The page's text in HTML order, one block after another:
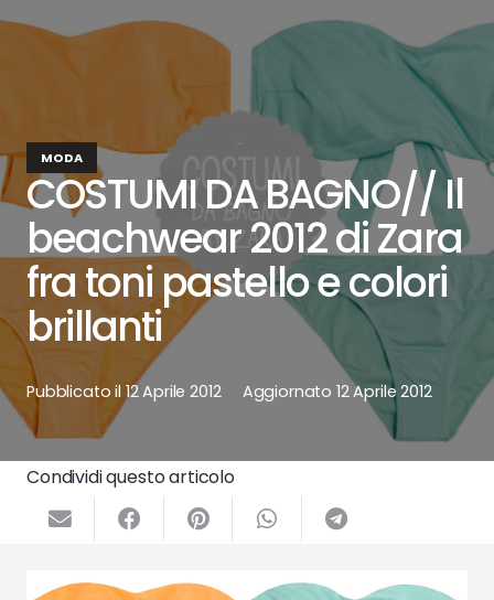
MODA
COSTUMI DA BAGNO// Il
beachwear 2012 di Zara
fra toni pastello e colori
brillanti
Pubblicato il 12 Aprile 2012 Aggiornato 12 Aprile 2012
Condividi questo articolo